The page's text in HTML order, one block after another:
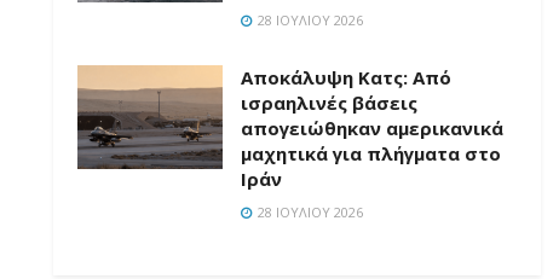
28 ΙΟΥΛΊΟΥ 2026
Αποκάλυψη Κατς: Από
ισραηλινές βάσεις
απογειώθηκαν αμερικανικά
μαχητικά για πλήγματα στο
Ιράν
28 ΙΟΥΛΊΟΥ 2026